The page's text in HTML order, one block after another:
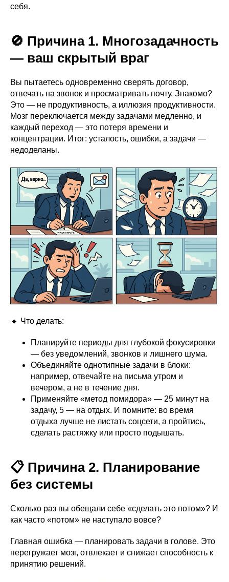
себя.
🚫 Причина 1. Многозадачность
— ваш скрытый враг
Вы пытаетесь одновременно сверять договор,
отвечать на звонок и просматривать почту. Знакомо?
Это — не продуктивность, а иллюзия продуктивности.
Мозг переключается между задачами медленно, и
каждый переход — это потеря времени и
концентрации. Итог: усталость, ошибки, а задачи —
недоделаны.
🔹 Что делать:
Планируйте периоды для глубокой фокусировки
— без уведомлений, звонков и лишнего шума.
Объединяйте однотипные задачи в блоки:
например, отвечайте на письма утром и
вечером, а не в течение дня.
Применяйте «метод помидора» — 25 минут на
задачу, 5 — на отдых. И помните: во время
отдыха лучше не листать соцсети, а пройтись,
сделать растяжку или просто подышать.
📋 Причина 2. Планирование
без системы
Сколько раз вы обещали себе «сделать это потом»? И
как часто «потом» не наступало вовсе?
Главная ошибка — планировать задачи в голове. Это
перегружает мозг, отвлекает и снижает способность к
принятию решений.